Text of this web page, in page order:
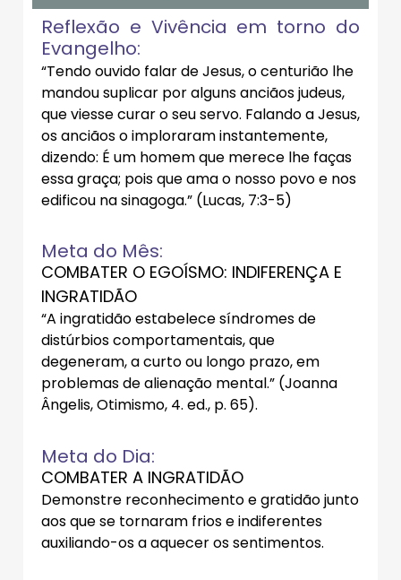
Reflexão e Vivência em torno do
Evangelho:
“Tendo ouvido falar de Jesus, o centurião lhe
mandou suplicar por alguns anciãos judeus,
que viesse curar o seu servo. Falando a Jesus,
os anciãos o imploraram instantemente,
dizendo: É um homem que merece lhe faças
essa graça; pois que ama o nosso povo e nos
edificou na sinagoga.” (Lucas, 7:3-5)
Meta do Mês:
COMBATER O EGOÍSMO: INDIFERENÇA E
INGRATIDÃO
“A ingratidão estabelece síndromes de
distúrbios comportamentais, que
degeneram, a curto ou longo prazo, em
problemas de alienação mental.” (Joanna
Ângelis, Otimismo, 4. ed., p. 65).
Meta do Dia:
COMBATER A INGRATIDÃO
Demonstre reconhecimento e gratidão junto
aos que se tornaram frios e indiferentes
auxiliando-os a aquecer os sentimentos.